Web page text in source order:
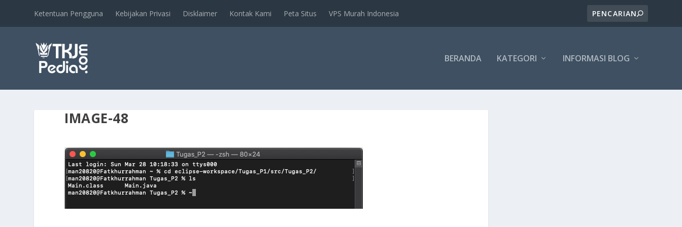
Ketentuan Pengguna Kebijakan Privasi Disklaimer Kontak Kami Peta Situs VPS Murah Indonesia
BERANDA KATEGORI INFORMASI BLOG
IMAGE-48